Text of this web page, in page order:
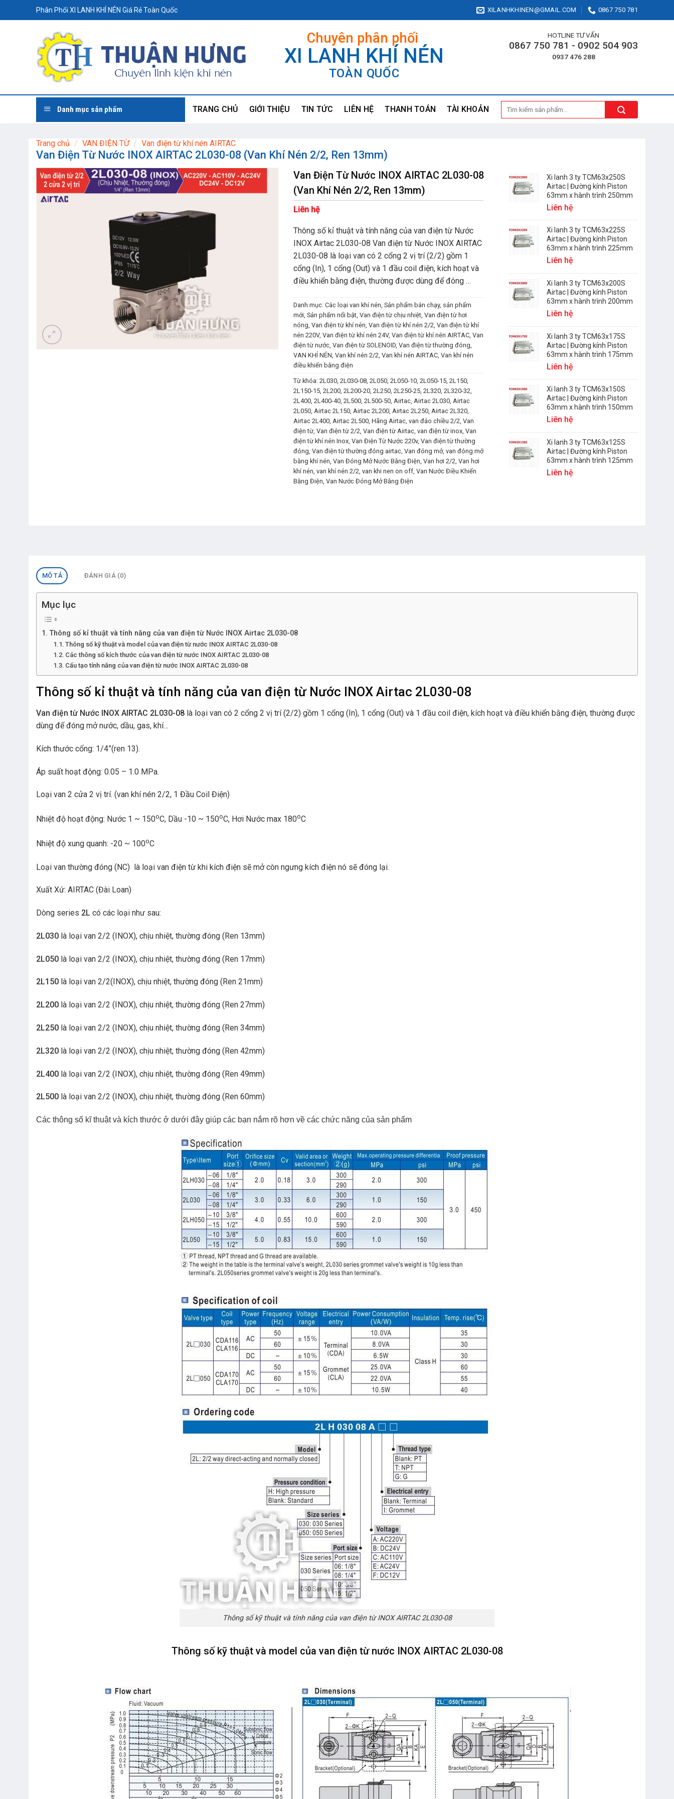
to
Phân Phối XI LANH KHÍ NÉN Giá Rẻ Toàn Quốc XILANHKHINEN@GMAIL.COM 0867 750 781
Chuyên phân phối
XI LANH KHÍ NÉN
TOÀN QUỐC
HOTLINE TƯ VẤN
0867 750 781 - 0902 504 903
0937 476 288
Danh mục sản phẩm TRANG CHỦ GIỚI THIỆU TIN TỨC LIÊN HỆ THANH TOÁN TÀI KHOẢN
Tìm
kiếm:
Trang chủ / VAN ĐIỆN TỪ / Van điện từ khí nén AIRTAC
Van Điện Từ Nước INOX AIRTAC 2L030-08 (Van Khí Nén 2/2, Ren 13mm)
Van Điện Từ Nước INOX AIRTAC 2L030-08
(Van Khí Nén 2/2, Ren 13mm)
Liên hệ
Thông số kỉ thuật và tính năng của van điện từ Nước
INOX Airtac 2L030-08 Van điện từ Nước INOX AIRTAC
2L030-08 là loại van có 2 cổng 2 vị trí (2/2) gồm 1
cổng (In), 1 cổng (Out) và 1 đầu coil điện, kích hoạt và
điều khiển bằng điện, thường được dùng để đóng …
Danh mục: Các loại van khí nén, Sản phẩm bán chạy, sản phẩm
mới, Sản phẩm nổi bật, Van điện từ chịu nhiệt, Van điện từ hơi
nóng, Van điện từ khí nén, Van điện từ khí nén 2/2, Van điện từ khí
nén 220V, Van điện từ khí nén 24V, Van điện từ khí nén AIRTAC, Van
điện từ nước, Van điện từ SOLENOID, Van điện từ thường đóng,
VAN KHÍ NÉN, Van khí nén 2/2, Van khí nén AIRTAC, Van khí nén
điều khiển bằng điện
Từ khóa: 2L030, 2L030-08, 2L050, 2L050-10, 2L050-15, 2L150,
2L150-15, 2L200, 2L200-20, 2L250, 2L250-25, 2L320, 2L320-32,
2L400, 2L400-40, 2L500, 2L500-50, Airtac, Airtac 2L030, Airtac
2L050, Airtac 2L150, Airtac 2L200, Airtac 2L250, Airtac 2L320,
Airtac 2L400, Airtac 2L500, Hãng Airtac, van đảo chiều 2/2, Van
điện từ, Van điện từ 2/2, Van điện từ Airtac, van điện từ inox, Van
điện từ khí nén Inox, Van Điện Từ Nước 220v, Van điện từ thường
đóng, Van điện từ thường đóng airtac, Van đóng mở, van đóng mở
bằng khí nén, Van Đóng Mở Nước Bằng Điện, Van hơi 2/2, Van hơi
khí nén, van khí nén 2/2, van khi nen on off, Van Nước Điều Khiển
Bằng Điện, Van Nước Đóng Mở Bằng Điện
Xi lanh 3 ty TCM63x250S
Airtac | Đường kính Piston
63mm x hành trình 250mm
Liên hệ
Xi lanh 3 ty TCM63x225S
Airtac | Đường kính Piston
63mm x hành trình 225mm
Liên hệ
Xi lanh 3 ty TCM63x200S
Airtac | Đường kính Piston
63mm x hành trình 200mm
Liên hệ
Xi lanh 3 ty TCM63x175S
Airtac | Đường kính Piston
63mm x hành trình 175mm
Liên hệ
Xi lanh 3 ty TCM63x150S
Airtac | Đường kính Piston
63mm x hành trình 150mm
Liên hệ
Xi lanh 3 ty TCM63x125S
Airtac | Đường kính Piston
63mm x hành trình 125mm
Liên hệ
MÔ TẢ ĐÁNH GIÁ (0)
Mục lục
Thông số kỉ thuật và tính năng của van điện từ Nước INOX Airtac 2L030-08
Thông số kỹ thuật và model của van điện từ nước INOX AIRTAC 2L030-08
Các thông số kích thước của van điện từ nước INOX AIRTAC 2L030-08
Cấu tạo tính năng của van điện từ nước INOX AIRTAC 2L030-08
Thông số kỉ thuật và tính năng của van điện từ Nước INOX Airtac 2L030-08
Van điện từ Nước INOX AIRTAC 2L030-08 là loại van có 2 cổng 2 vị trí (2/2) gồm 1 cổng (In), 1 cổng (Out) và 1 đầu coil điện, kích hoạt và điều khiển bằng điện, thường được
dùng để đóng mở nước, dầu, gas, khí…
Kích thước cổng: 1/4”(ren 13).
Áp suất hoạt động: 0.05 – 1.0 MPa.
Loại van 2 cửa 2 vị trí. (van khí nén 2/2, 1 Đầu Coil Điện)
Nhiệt độ hoạt động: Nước 1 ~ 150oC, Dầu -10 ~ 150oC, Hơi Nước max 180oC
Nhiệt độ xung quanh: -20 ~ 100oC
Loại van thường đóng (NC) là loại van điện từ khi kích điện sẽ mở còn ngưng kích điện nó sẽ đóng lại.
Xuất Xứ: AIRTAC (Đài Loan)
Dòng series 2L có các loại như sau:
2L030 là loại van 2/2 (INOX), chịu nhiệt, thường đóng (Ren 13mm)
2L050 là loại van 2/2 (INOX), chịu nhiệt, thường đóng (Ren 17mm)
2L150 là loại van 2/2(INOX), chịu nhiệt, thường đóng (Ren 21mm)
2L200 là loại van 2/2 (INOX), chịu nhiệt, thường đóng (Ren 27mm)
2L250 là loại van 2/2 (INOX), chịu nhiệt, thường đóng (Ren 34mm)
2L320 là loại van 2/2 (INOX), chịu nhiệt, thường đóng (Ren 42mm)
2L400 là loại van 2/2 (INOX), chịu nhiệt, thường đóng (Ren 49mm)
2L500 là loại van 2/2 (INOX), chịu nhiệt, thường đóng (Ren 60mm)
Các thông số kĩ thuật và kích thước ở dưới đây giúp các bạn nắm rõ hơn về các chức năng của sản phẩm
Thông số kỹ thuật và tính năng của van điện từ INOX AIRTAC 2L030-08
Thông số kỹ thuật và model của van điện từ nước INOX AIRTAC 2L030-08